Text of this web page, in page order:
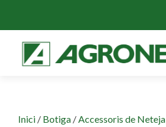
Inici / Botiga /Accessoris de Neteja